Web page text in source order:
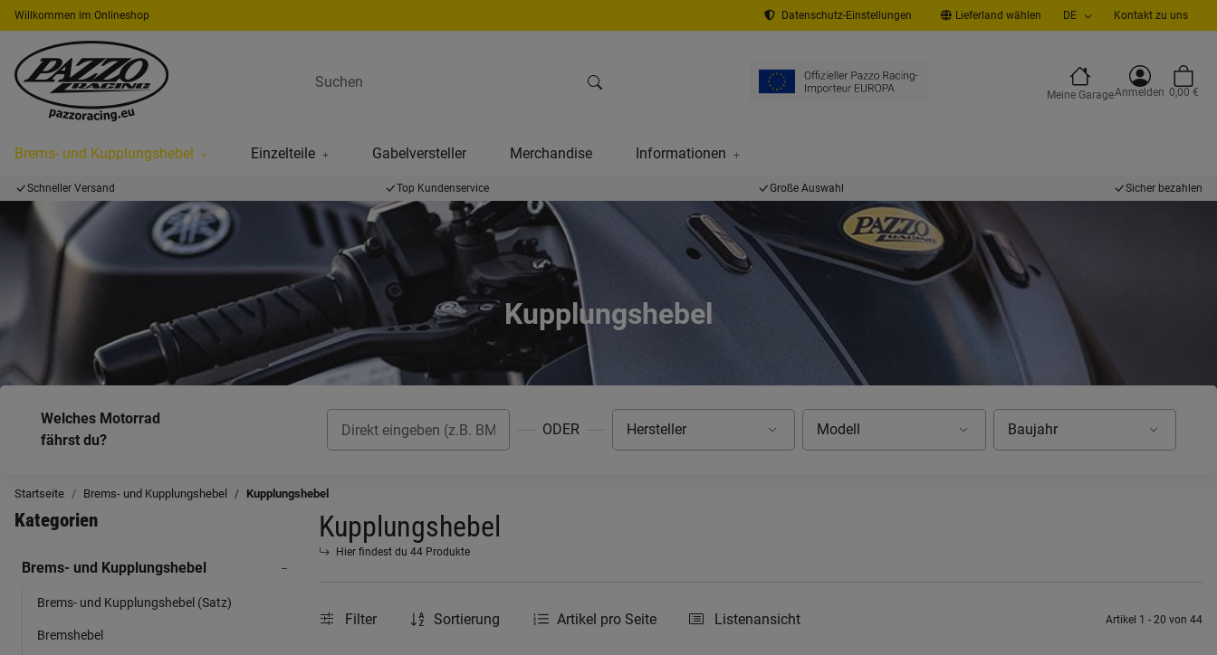
Willkommen im Onlineshop Datenschutz-Einstellungen Lieferland wählen DE Kontakt zu uns
Meine GarageAnmelden 0,00 €
Brems- und Kupplungshebel Einzelteile Gabelversteller Merchandise Informationen
Schneller Versand Top Kundenservice Große Auswahl Sicher bezahlen
Kupplungshebel
Welches Motorrad
fährst du?
ODER
Startseite Brems- und Kupplungshebel Kupplungshebel
Kupplungshebel
Hier findest du 44 Produkte
Filter Sortierung Artikel pro Seite Listenansicht Artikel 1 - 20 von 44
Kategorien
Brems- und Kupplungshebel
Brems- und Kupplungshebel (Satz)
Bremshebel